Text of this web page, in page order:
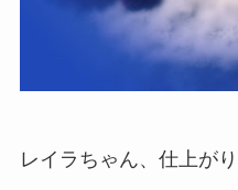
レイラちゃん、仕上が